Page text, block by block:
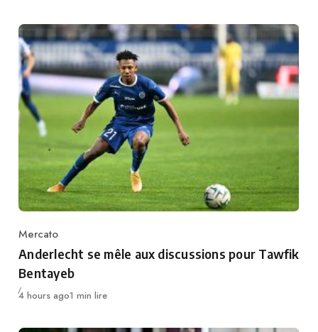
Category
Mercato
Anderlecht se mêle aux discussions pour Tawfik
Bentayeb
Publié
4 hours ago1 min lire